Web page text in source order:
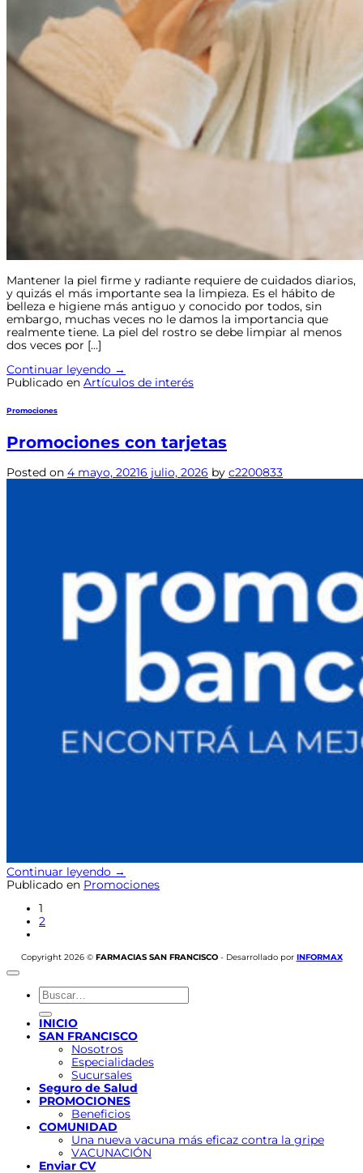
Mantener la piel firme y radiante requiere de cuidados diarios,
y quizás el más importante sea la limpieza. Es el hábito de
belleza e higiene más antiguo y conocido por todos, sin
embargo, muchas veces no le damos la importancia que
realmente tiene. La piel del rostro se debe limpiar al menos
dos veces por […]
Continuar leyendo →
Publicado en Artículos de interés
Promociones
Promociones con tarjetas
Posted on 4 mayo, 20216 julio, 2026 by c2200833
Continuar leyendo →
Publicado en Promociones
1
2
Copyright 2026 © FARMACIAS SAN FRANCISCO- Desarrollado por INFORMAX
Buscar
por:
INICIO
SAN FRANCISCO
Nosotros
Especialidades
Sucursales
Seguro de Salud
PROMOCIONES
Beneficios
COMUNIDAD
Una nueva vacuna más eficaz contra la gripe
VACUNACIÓN
Enviar CV